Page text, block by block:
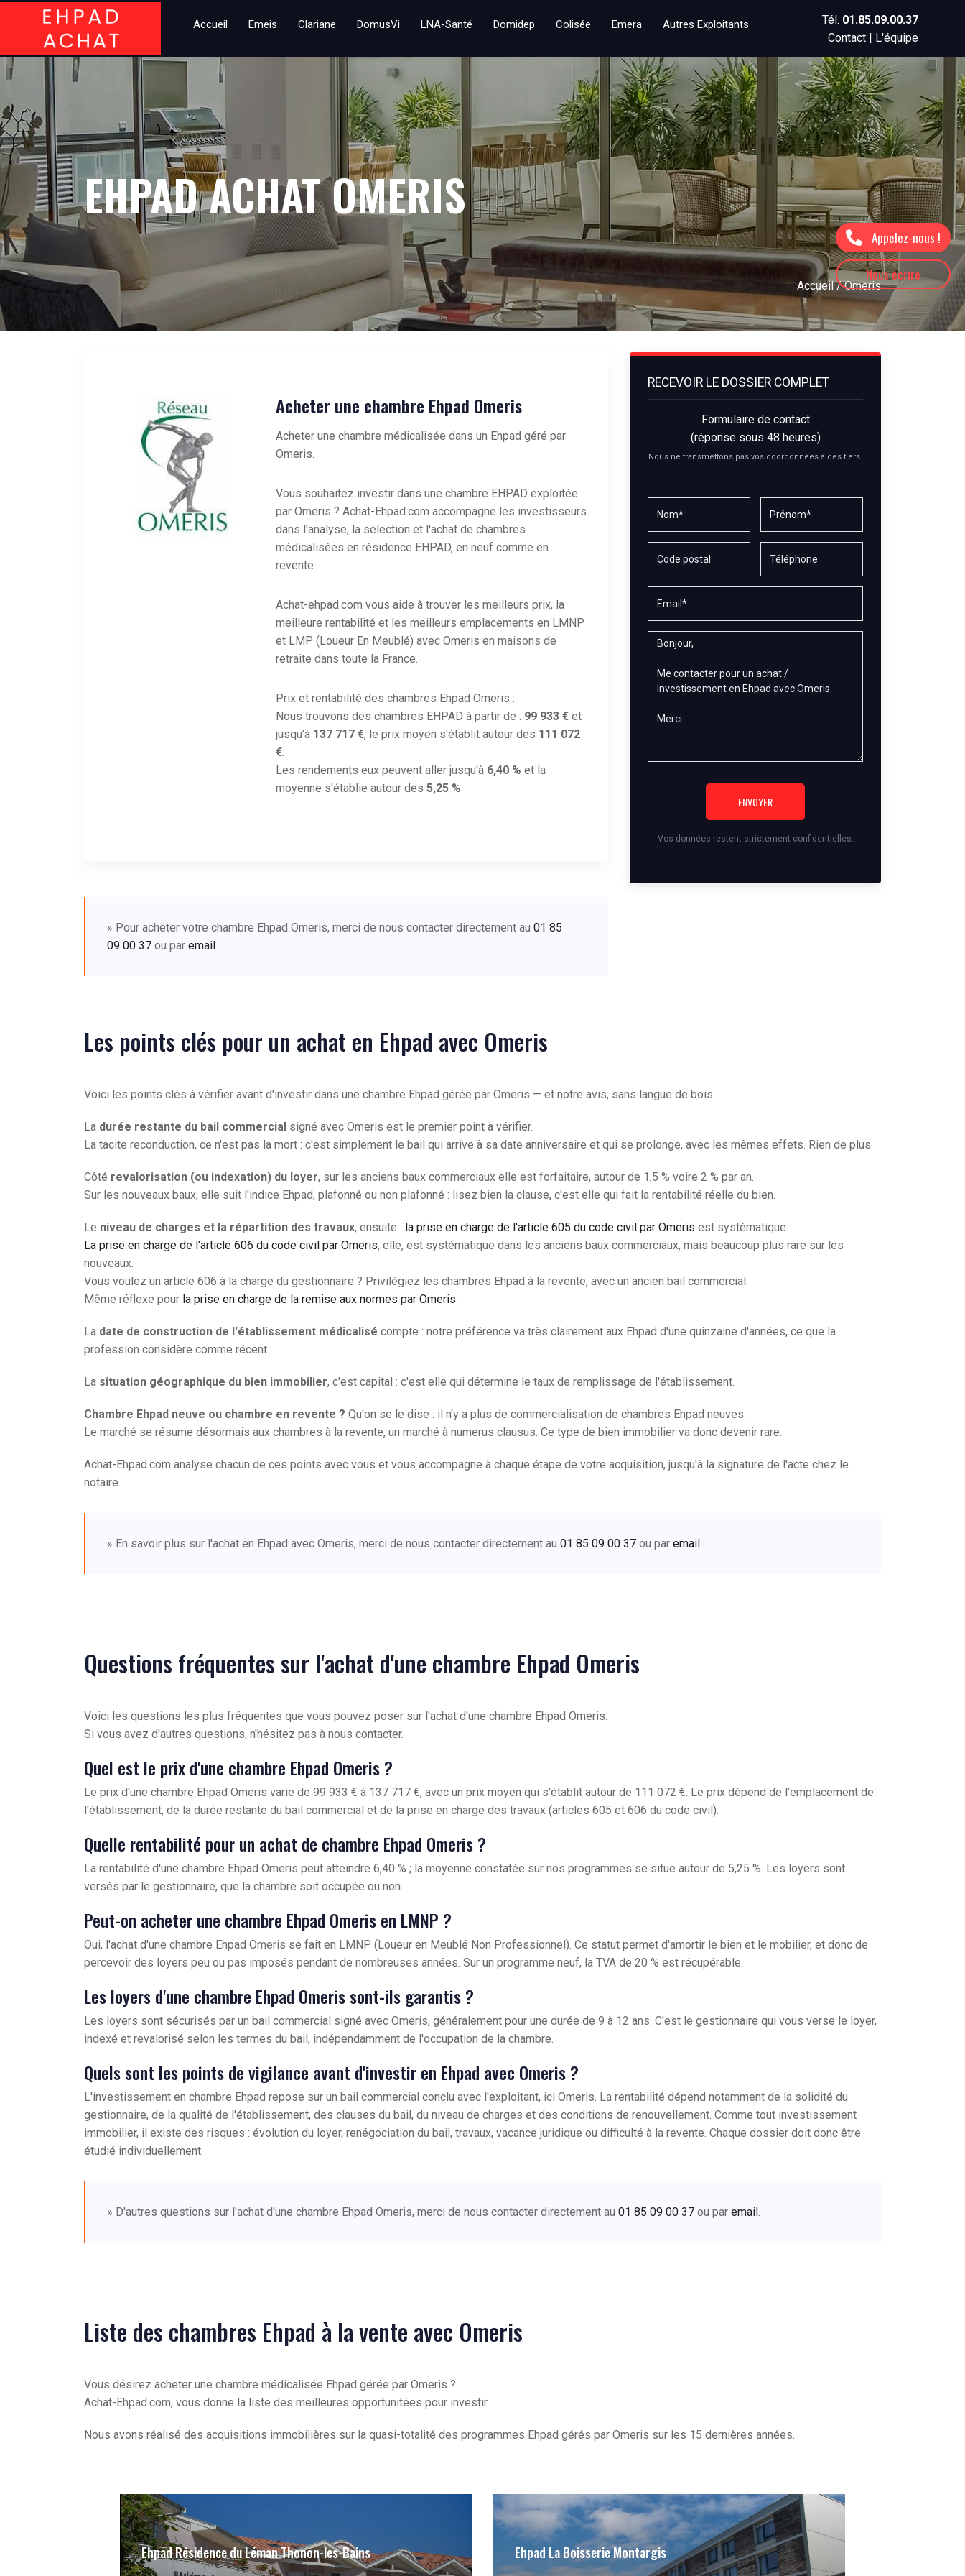
Appelez-nous !
Nous écrire
Accueil Emeis Clariane DomusVi LNA-Santé Domidep Colisée Emera Autres Exploitants Tél. 01.85.09.00.37
Contact | L'équipe
EHPAD ACHAT OMERIS
Accueil/ Omeris
Acheter une chambre Ehpad Omeris
Acheter une chambre médicalisée dans un Ehpad géré par
Omeris.
Vous souhaitez investir dans une chambre EHPAD exploitée
par Omeris ? Achat-Ehpad.com accompagne les investisseurs
dans l'analyse, la sélection et l'achat de chambres
médicalisées en résidence EHPAD, en neuf comme en
revente.
Achat-ehpad.com vous aide à trouver les meilleurs prix, la
meilleure rentabilité et les meilleurs emplacements en LMNP
et LMP (Loueur En Meublé) avec Omeris en maisons de
retraite dans toute la France.
Prix et rentabilité des chambres Ehpad Omeris :
Nous trouvons des chambres EHPAD à partir de : 99 933 €et
jusqu'à 137 717 €, le prix moyen s'établit autour des 111 072
€.
Les rendements eux peuvent aller jusqu'à 6,40 % et la
moyenne s'établie autour des 5,25 %
» Pour acheter votre chambre Ehpad Omeris, merci de nous contacter directement au 01 85
09 00 37 ou par email.
RECEVOIR LE DOSSIER COMPLET
Formulaire de contact
(réponse sous 48 heures)
Nous ne transmettons pas vos coordonnées à des tiers.
ENVOYER
Vos données restent strictement confidentielles.
Les points clés pour un achat en Ehpad avec Omeris
Voici les points clés à vérifier avant d'investir dans une chambre Ehpad gérée par Omeris — et notre avis, sans langue de bois.
La durée restante du bail commercial signé avec Omeris est le premier point à vérifier.
La tacite reconduction, ce n'est pas la mort : c'est simplement le bail qui arrive à sa date anniversaire et qui se prolonge, avec les mêmes effets. Rien de plus.
Côté revalorisation (ou indexation) du loyer, sur les anciens baux commerciaux elle est forfaitaire, autour de 1,5 % voire 2 % par an.
Sur les nouveaux baux, elle suit l'indice Ehpad, plafonné ou non plafonné : lisez bien la clause, c'est elle qui fait la rentabilité réelle du bien.
Le niveau de charges et la répartition des travaux, ensuite : la prise en charge de l'article 605 du code civil par Omeris est systématique.
La prise en charge de l'article 606 du code civil par Omeris, elle, est systématique dans les anciens baux commerciaux, mais beaucoup plus rare sur les
nouveaux.
Vous voulez un article 606 à la charge du gestionnaire ? Privilégiez les chambres Ehpad à la revente, avec un ancien bail commercial.
Même réflexe pour la prise en charge de la remise aux normes par Omeris.
La date de construction de l'établissement médicalisé compte : notre préférence va très clairement aux Ehpad d'une quinzaine d'années, ce que la
profession considère comme récent.
La situation géographique du bien immobilier, c'est capital : c'est elle qui détermine le taux de remplissage de l'établissement.
Chambre Ehpad neuve ou chambre en revente ? Qu'on se le dise : il n'y a plus de commercialisation de chambres Ehpad neuves.
Le marché se résume désormais aux chambres à la revente, un marché à numerus clausus. Ce type de bien immobilier va donc devenir rare.
Achat-Ehpad.com analyse chacun de ces points avec vous et vous accompagne à chaque étape de votre acquisition, jusqu'à la signature de l'acte chez le
notaire.
» En savoir plus sur l'achat en Ehpad avec Omeris, merci de nous contacter directement au 01 85 09 00 37 ou par email.
Questions fréquentes sur l'achat d'une chambre Ehpad Omeris
Voici les questions les plus fréquentes que vous pouvez poser sur l'achat d'une chambre Ehpad Omeris.
Si vous avez d'autres questions, n'hésitez pas à nous contacter.
Quel est le prix d'une chambre Ehpad Omeris ?
Le prix d'une chambre Ehpad Omeris varie de 99 933 € à 137 717 €, avec un prix moyen qui s'établit autour de 111 072 €. Le prix dépend de l'emplacement de
l'établissement, de la durée restante du bail commercial et de la prise en charge des travaux (articles 605 et 606 du code civil).
Quelle rentabilité pour un achat de chambre Ehpad Omeris ?
La rentabilité d'une chambre Ehpad Omeris peut atteindre 6,40 % ; la moyenne constatée sur nos programmes se situe autour de 5,25 %. Les loyers sont
versés par le gestionnaire, que la chambre soit occupée ou non.
Peut-on acheter une chambre Ehpad Omeris en LMNP ?
Oui, l'achat d'une chambre Ehpad Omeris se fait en LMNP (Loueur en Meublé Non Professionnel). Ce statut permet d'amortir le bien et le mobilier, et donc de
percevoir des loyers peu ou pas imposés pendant de nombreuses années. Sur un programme neuf, la TVA de 20 % est récupérable.
Les loyers d'une chambre Ehpad Omeris sont-ils garantis ?
Les loyers sont sécurisés par un bail commercial signé avec Omeris, généralement pour une durée de 9 à 12 ans. C'est le gestionnaire qui vous verse le loyer,
indexé et revalorisé selon les termes du bail, indépendamment de l'occupation de la chambre.
Quels sont les points de vigilance avant d'investir en Ehpad avec Omeris ?
L'investissement en chambre Ehpad repose sur un bail commercial conclu avec l'exploitant, ici Omeris. La rentabilité dépend notamment de la solidité du
gestionnaire, de la qualité de l'établissement, des clauses du bail, du niveau de charges et des conditions de renouvellement. Comme tout investissement
immobilier, il existe des risques : évolution du loyer, renégociation du bail, travaux, vacance juridique ou difficulté à la revente. Chaque dossier doit donc être
étudié individuellement.
» D'autres questions sur l'achat d'une chambre Ehpad Omeris, merci de nous contacter directement au 01 85 09 00 37 ou par email.
Liste des chambres Ehpad à la vente avec Omeris
Vous désirez acheter une chambre médicalisée Ehpad gérée par Omeris ?
Achat-Ehpad.com, vous donne la liste des meilleures opportunitées pour investir.
Nous avons réalisé des acquisitions immobilières sur la quasi-totalité des programmes Ehpad gérés par Omeris sur les 15 dernières années.
Ehpad Résidence du Léman Thonon-les-Bains Ehpad La Boisserie Montargis